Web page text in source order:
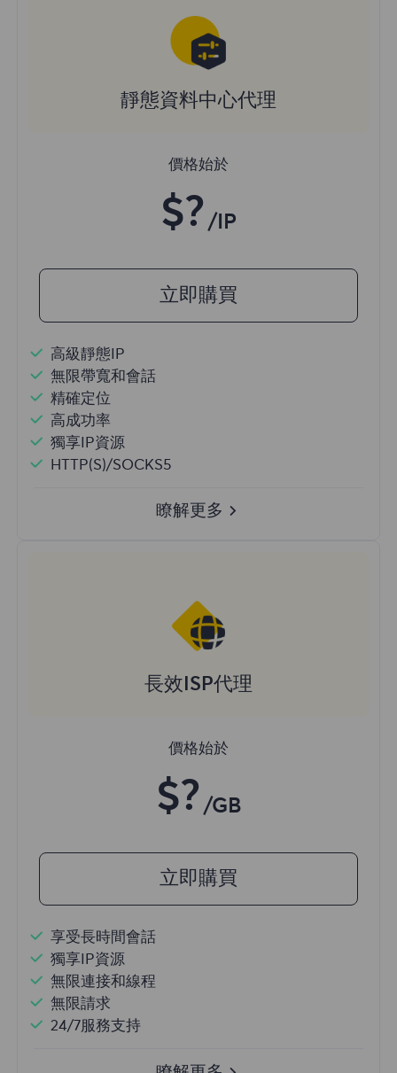
靜態資料中心代理
價格始於
$? /IP
立即購買
高級靜態IP
無限帶寬和會話
精確定位
高成功率
獨享IP資源
HTTP(S)/SOCKS5
瞭解更多
長效ISP代理
價格始於
$? /GB
立即購買
享受長時間會話
獨享IP資源
無限連接和線程
無限請求
24/7服務支持